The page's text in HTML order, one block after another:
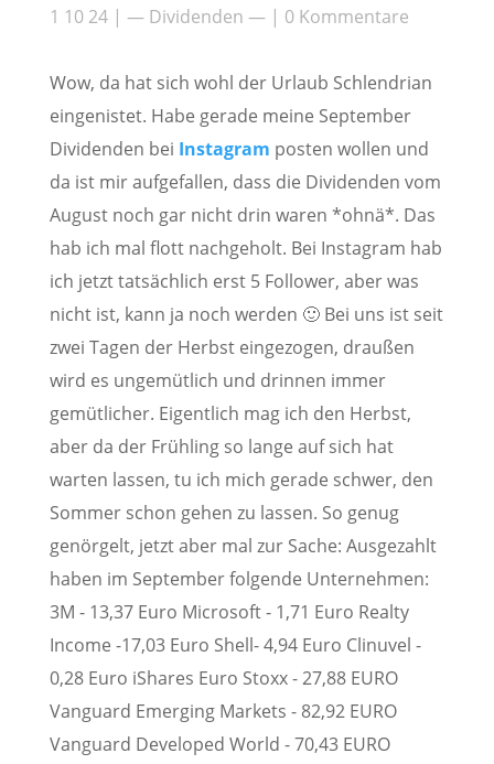
1 10 24| — Dividenden —| 0 Kommentare
Wow, da hat sich wohl der Urlaub Schlendrian
eingenistet. Habe gerade meine September
Dividenden bei Instagram posten wollen und
da ist mir aufgefallen, dass die Dividenden vom
August noch gar nicht drin waren *ohnä*. Das
hab ich mal flott nachgeholt. Bei Instagram hab
ich jetzt tatsächlich erst 5 Follower, aber was
nicht ist, kann ja noch werden 🙂 Bei uns ist seit
zwei Tagen der Herbst eingezogen, draußen
wird es ungemütlich und drinnen immer
gemütlicher. Eigentlich mag ich den Herbst,
aber da der Frühling so lange auf sich hat
warten lassen, tu ich mich gerade schwer, den
Sommer schon gehen zu lassen. So genug
genörgelt, jetzt aber mal zur Sache: Ausgezahlt
haben im September folgende Unternehmen:
3M - 13,37 Euro Microsoft - 1,71 Euro Realty
Income -17,03 Euro Shell- 4,94 Euro Clinuvel -
0,28 Euro iShares Euro Stoxx - 27,88 EURO
Vanguard Emerging Markets - 82,92 EURO
Vanguard Developed World - 70,43 EURO